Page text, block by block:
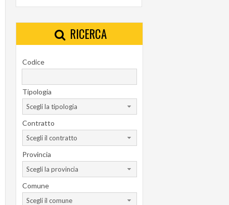
RICERCA
Codice
Tipologia
Scegli la tipologia
Contratto
Scegli il contratto
Provincia
Scegli la provincia
Comune
Scegli il comune